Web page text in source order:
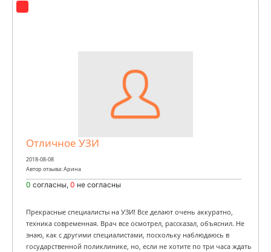
Отличное УЗИ
2018-08-08
Автор отзыва: Арина
0 согласны, 0 не согласны
Прекрасные специалисты на УЗИ! Все делают очень аккуратно,
техника современная. Врач все осмотрел, рассказал, объяснил. Не
знаю, как с другими специалистами, поскольку наблюдаюсь в
государственной поликлинике, но, если не хотите по три часа ждать